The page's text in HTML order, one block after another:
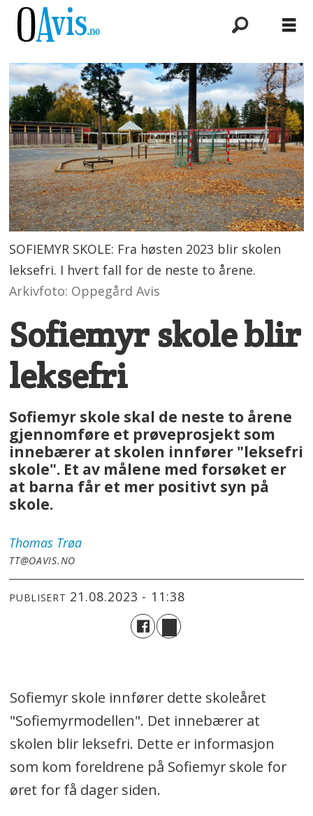
SOFIEMYR SKOLE: Fra høsten 2023 blir skolen
leksefri. I hvert fall for de neste to årene.
Arkivfoto: Oppegård Avis
Sofiemyr skole blir
leksefri
Sofiemyr skole skal de neste to årene
gjennomføre et prøveprosjekt som
innebærer at skolen innfører "leksefri
skole". Et av målene med forsøket er
at barna får et mer positivt syn på
skole.
Thomas Trøa
TT@OAVIS.NO
PUBLISERT 21.08.2023 - 11:38
Sofiemyr skole innfører dette skoleåret
"Sofiemyrmodellen". Det innebærer at
skolen blir leksefri. Dette er informasjon
som kom foreldrene på Sofiemyr skole for
øret for få dager siden.